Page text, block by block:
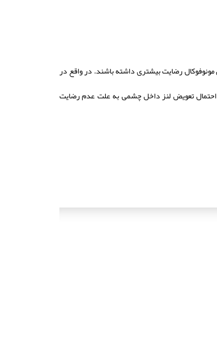
رضایت بیشتری داشته باشند. در واقع در
احتمال تعویض لنز داخل چشمی به علت عدم رضایت